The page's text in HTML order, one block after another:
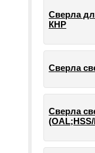
Сверла
КНР
Сверла
Сверла